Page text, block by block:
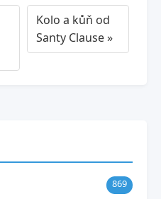
Kolo a kůň od
Santy Clause »
869